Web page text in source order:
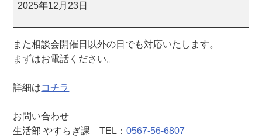
相
2025年12月23日
また相談会開催日以外の日でも対応いたします。
まずはお電話ください。
詳細はコチラ
お問い合わせ
生活部 やすらぎ課 TEL：0567-56-6807